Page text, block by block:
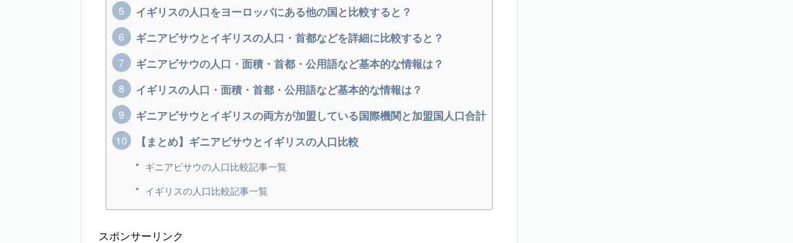
イギリスの人口をヨーロッパにある他の国と比較すると？
ギニアビサウとイギリスの人口・首都などを詳細に比較すると？
ギニアビサウの人口・面積・首都・公用語など基本的な情報は？
イギリスの人口・面積・首都・公用語など基本的な情報は？
ギニアビサウとイギリスの両方が加盟している国際機関と加盟国人口合計
【まとめ】ギニアビサウとイギリスの人口比較
ギニアビサウの人口比較記事一覧
イギリスの人口比較記事一覧
スポンサーリンク